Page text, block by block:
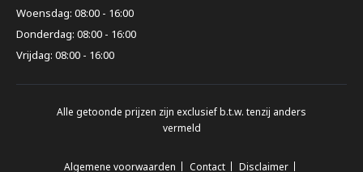
Woensdag: 08:00 - 16:00
Donderdag: 08:00 - 16:00
Vrijdag: 08:00 - 16:00
Alle getoonde prijzen zijn exclusief b.t.w. tenzij anders
vermeld
Algemene voorwaarden Contact Disclaimer